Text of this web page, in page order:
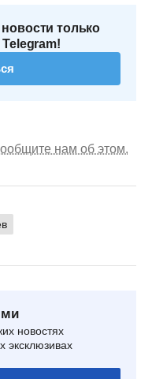
только
нам об этом.
новостях
эксклюзивах